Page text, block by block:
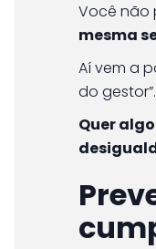
Você não
mesma
Aí vem a
do
Quer